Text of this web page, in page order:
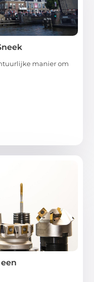
manier om